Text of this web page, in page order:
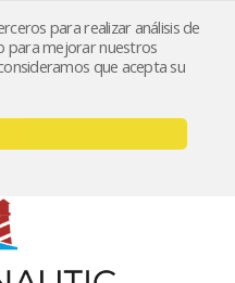
para realizar análisis de
para mejorar nuestros
que acepta su
654999333